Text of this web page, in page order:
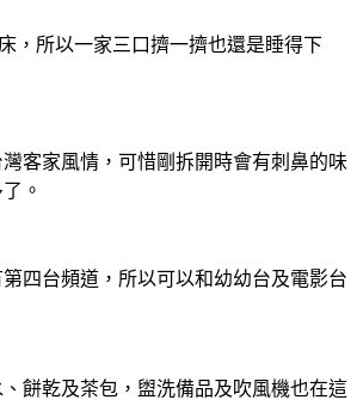
，所以一家三口擠一擠也還是睡得下
客家風情，可惜剛拆開時會有刺鼻的味
。
四台頻道，所以可以和幼幼台及電影台
餅乾及茶包，盥洗備品及吹風機也在這